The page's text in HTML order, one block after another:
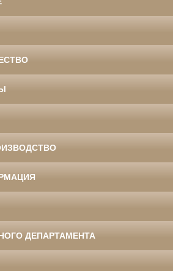
ДЕПАРТАМЕНТА